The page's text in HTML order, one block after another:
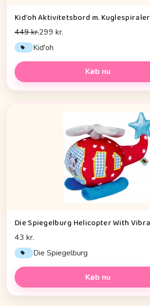
Kid'oh Aktivitetsbord m. Kuglespiraler
449 kr.299 kr.
Kid'oh
Køb nu
43 kr.
Die Spiegelburg
Køb nu